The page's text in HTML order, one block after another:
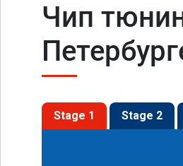
Чип
Stage 1 Stage 2